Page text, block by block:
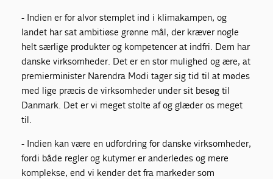
- Indien er for alvor stemplet ind i klimakampen, og
landet har sat ambitiøse grønne mål, der kræver nogle
helt særlige produkter og kompetencer at indfri. Dem har
danske virksomheder. Det er en stor mulighed og ære, at
premierminister Narendra Modi tager sig tid til at mødes
med lige præcis de virksomheder under sit besøg til
Danmark. Det er vi meget stolte af og glæder os meget
til.
- Indien kan være en udfordring for danske virksomheder,
fordi både regler og kutymer er anderledes og mere
komplekse, end vi kender det fra markeder som